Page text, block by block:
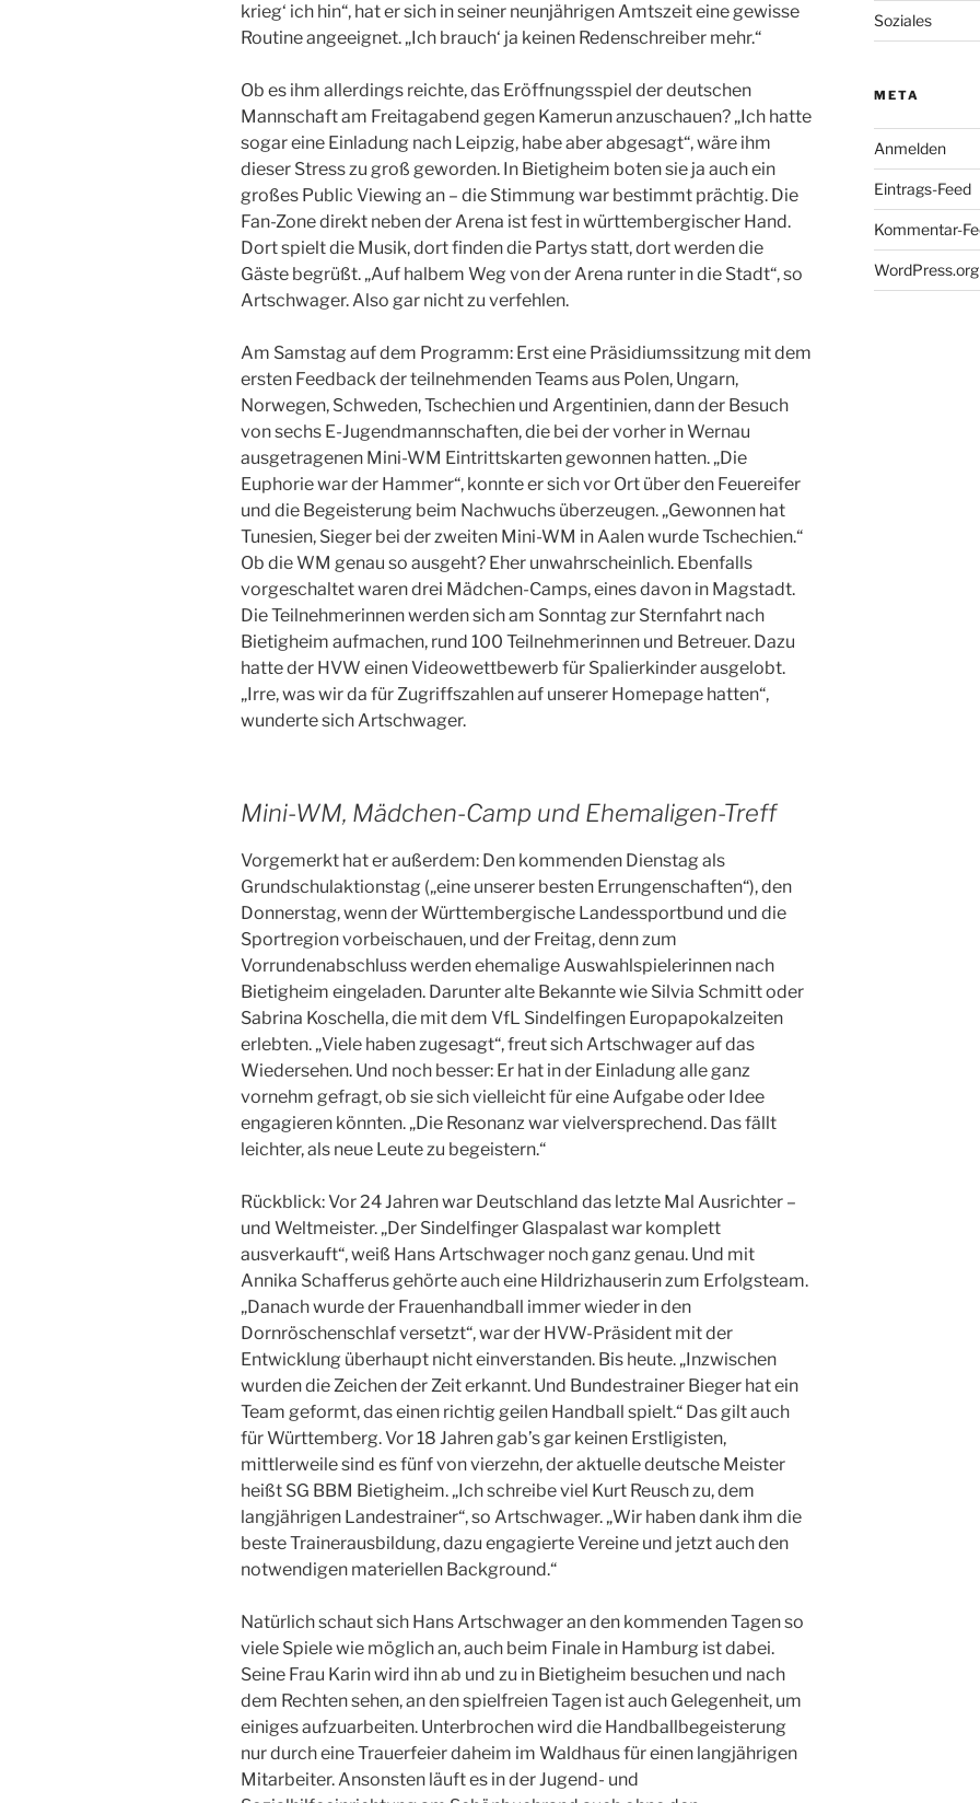
krieg‘ ich hin“, hat er sich in seiner neunjährigen Amtszeit eine gewisse
Routine angeeignet. „Ich brauch‘ ja keinen Redenschreiber mehr.“
Ob es ihm allerdings reichte, das Eröffnungsspiel der deutschen
Mannschaft am Freitagabend gegen Kamerun anzuschauen? „Ich hatte
sogar eine Einladung nach Leipzig, habe aber abgesagt“, wäre ihm
dieser Stress zu groß geworden. In Bietigheim boten sie ja auch ein
großes Public Viewing an – die Stimmung war bestimmt prächtig. Die
Fan-Zone direkt neben der Arena ist fest in württembergischer Hand.
Dort spielt die Musik, dort finden die Partys statt, dort werden die
Gäste begrüßt. „Auf halbem Weg von der Arena runter in die Stadt“, so
Artschwager. Also gar nicht zu verfehlen.
Am Samstag auf dem Programm: Erst eine Präsidiumssitzung mit dem
ersten Feedback der teilnehmenden Teams aus Polen, Ungarn,
Norwegen, Schweden, Tschechien und Argentinien, dann der Besuch
von sechs E-Jugendmannschaften, die bei der vorher in Wernau
ausgetragenen Mini-WM Eintrittskarten gewonnen hatten. „Die
Euphorie war der Hammer“, konnte er sich vor Ort über den Feuereifer
und die Begeisterung beim Nachwuchs überzeugen. „Gewonnen hat
Tunesien, Sieger bei der zweiten Mini-WM in Aalen wurde Tschechien.“
Ob die WM genau so ausgeht? Eher unwahrscheinlich. Ebenfalls
vorgeschaltet waren drei Mädchen-Camps, eines davon in Magstadt.
Die Teilnehmerinnen werden sich am Sonntag zur Sternfahrt nach
Bietigheim aufmachen, rund 100 Teilnehmerinnen und Betreuer. Dazu
hatte der HVW einen Videowettbewerb für Spalierkinder ausgelobt.
„Irre, was wir da für Zugriffszahlen auf unserer Homepage hatten“,
wunderte sich Artschwager.
Mini-WM, Mädchen-Camp und Ehemaligen-Treff
Vorgemerkt hat er außerdem: Den kommenden Dienstag als
Grundschulaktionstag („eine unserer besten Errungenschaften“), den
Donnerstag, wenn der Württembergische Landessportbund und die
Sportregion vorbeischauen, und der Freitag, denn zum
Vorrundenabschluss werden ehemalige Auswahlspielerinnen nach
Bietigheim eingeladen. Darunter alte Bekannte wie Silvia Schmitt oder
Sabrina Koschella, die mit dem VfL Sindelfingen Europapokalzeiten
erlebten. „Viele haben zugesagt“, freut sich Artschwager auf das
Wiedersehen. Und noch besser: Er hat in der Einladung alle ganz
vornehm gefragt, ob sie sich vielleicht für eine Aufgabe oder Idee
engagieren könnten. „Die Resonanz war vielversprechend. Das fällt
leichter, als neue Leute zu begeistern.“
Rückblick: Vor 24 Jahren war Deutschland das letzte Mal Ausrichter –
und Weltmeister. „Der Sindelfinger Glaspalast war komplett
ausverkauft“, weiß Hans Artschwager noch ganz genau. Und mit
Annika Schafferus gehörte auch eine Hildrizhauserin zum Erfolgsteam.
„Danach wurde der Frauenhandball immer wieder in den
Dornröschenschlaf versetzt“, war der HVW-Präsident mit der
Entwicklung überhaupt nicht einverstanden. Bis heute. „Inzwischen
wurden die Zeichen der Zeit erkannt. Und Bundestrainer Bieger hat ein
Team geformt, das einen richtig geilen Handball spielt.“ Das gilt auch
für Württemberg. Vor 18 Jahren gab’s gar keinen Erstligisten,
mittlerweile sind es fünf von vierzehn, der aktuelle deutsche Meister
heißt SG BBM Bietigheim. „Ich schreibe viel Kurt Reusch zu, dem
langjährigen Landestrainer“, so Artschwager. „Wir haben dank ihm die
beste Trainerausbildung, dazu engagierte Vereine und jetzt auch den
notwendigen materiellen Background.“
Natürlich schaut sich Hans Artschwager an den kommenden Tagen so
viele Spiele wie möglich an, auch beim Finale in Hamburg ist dabei.
Seine Frau Karin wird ihn ab und zu in Bietigheim besuchen und nach
dem Rechten sehen, an den spielfreien Tagen ist auch Gelegenheit, um
einiges aufzuarbeiten. Unterbrochen wird die Handballbegeisterung
nur durch eine Trauerfeier daheim im Waldhaus für einen langjährigen
Mitarbeiter. Ansonsten läuft es in der Jugend- und
Soziales
META
Anmelden
Eintrags-Feed
Kommentar-
WordPress.org